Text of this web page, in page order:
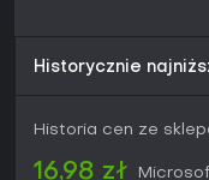
Gra sprawdzi się w
na wyobraźni
dobrze sprawdza się
Historycznie
Historia cen ze
16,98 zł